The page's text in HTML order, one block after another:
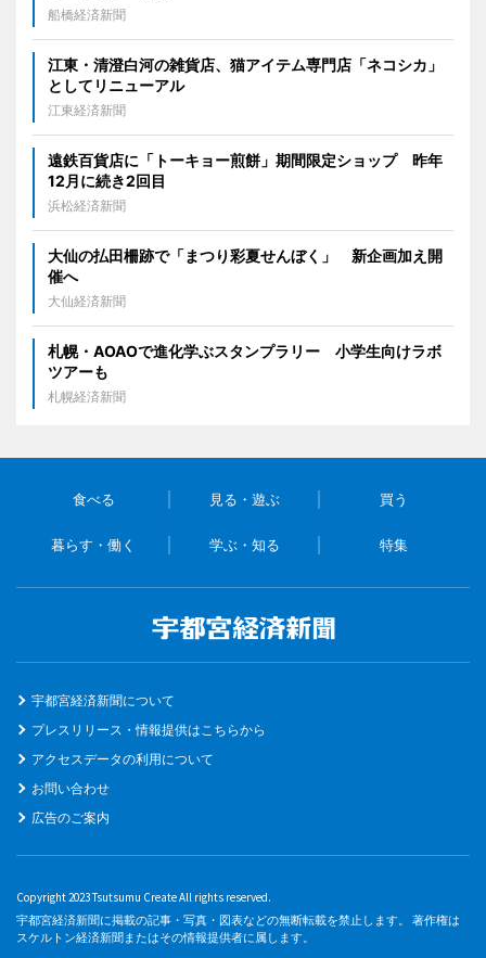
船橋経済新聞
江東・清澄白河の雑貨店、猫アイテム専門店「ネコシカ」
としてリニューアル
江東経済新聞
遠鉄百貨店に「トーキョー煎餅」期間限定ショップ 昨年
12月に続き2回目
浜松経済新聞
大仙の払田柵跡で「まつり彩夏せんぼく」 新企画加え開
催へ
大仙経済新聞
札幌・AOAOで進化学ぶスタンプラリー 小学生向けラボ
ツアーも
札幌経済新聞
食べる 見る・遊ぶ 買う
暮らす・働く 学ぶ・知る 特集
宇都宮経済新聞について
プレスリリース・情報提供はこちらから
アクセスデータの利用について
お問い合わせ
広告のご案内
Copyright 2023 Tsutsumu Create All rights reserved.
宇都宮経済新聞に掲載の記事・写真・図表などの無断転載を禁止します。 著作権は
スケルトン経済新聞またはその情報提供者に属します。